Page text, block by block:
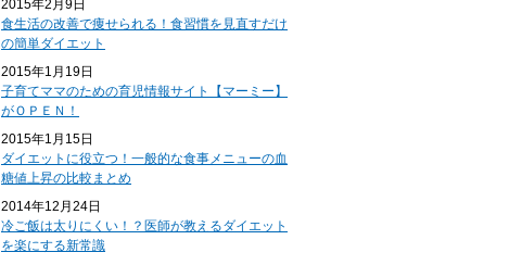
2015年2月9日
食生活の改善で痩せられる！食習慣を見直すだけ
の簡単ダイエット
2015年1月19日
子育てママのための育児情報サイト【マーミー】
がＯＰＥＮ！
2015年1月15日
ダイエットに役立つ！一般的な食事メニューの血
糖値上昇の比較まとめ
2014年12月24日
冷ご飯は太りにくい！？医師が教えるダイエット
を楽にする新常識